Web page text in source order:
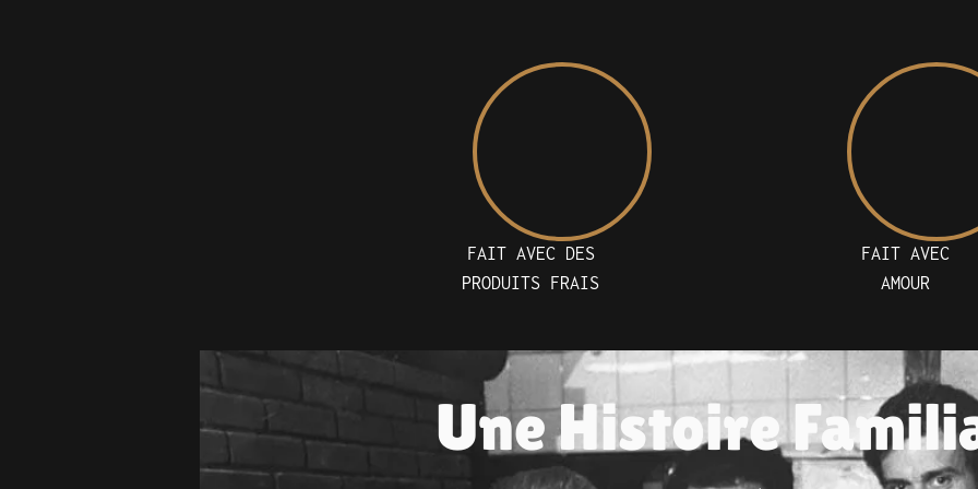
FAIT AVEC DES
PRODUITS FRAIS
FAIT AVEC
AMOUR
Une Histoire